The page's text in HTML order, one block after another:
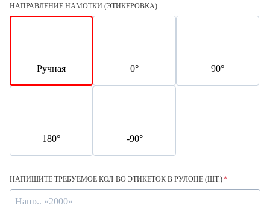
НАПРАВЛЕНИЕ НАМОТКИ (ЭТИКЕРОВКА)
Ручная 0° 90°
180° -90°
НАПИШИТЕ ТРЕБУЕМОЕ КОЛ-ВО ЭТИКЕТОК В РУЛОНЕ (ШТ.)*